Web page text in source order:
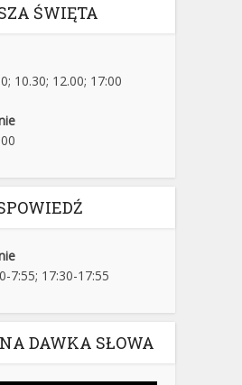
ŚWIĘTA
10.30; 12.00; 17:00
7:55; 17:30-17:55
DAWKA SŁOWA